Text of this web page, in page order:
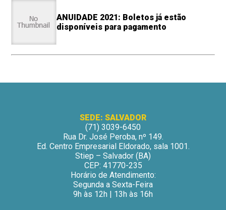
ANUIDADE 2021: Boletos já estão
disponíveis para pagamento
SEDE: SALVADOR
(71) 3039-6450
Rua Dr. José Peroba, nº 149.
Ed. Centro Empresarial Eldorado, sala 1001.
Stiep – Salvador (BA)
CEP: 41770-235
Horário de Atendimento:
Segunda a Sexta-Feira
9h às 12h | 13h às 16h